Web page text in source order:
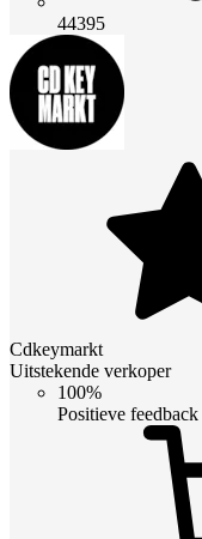
44395
Cdkeymarkt
Uitstekende verkoper
100%
Positieve feedback